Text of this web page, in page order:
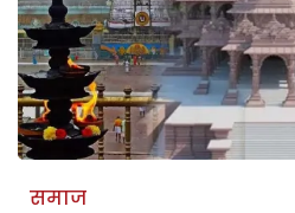
समाज